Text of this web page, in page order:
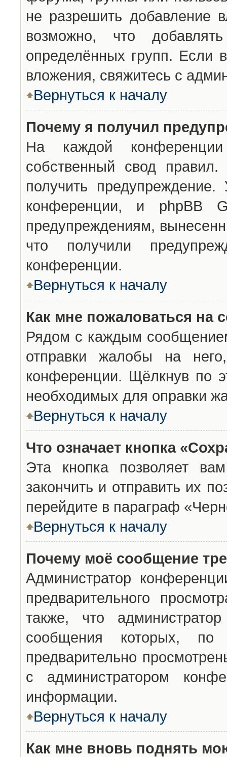
не разрешить добавление
возможно, что
определённых групп. Если
вложения, свяжитесь с
Вернуться к началу
Почему я получил
На каждой конференции
собственный свод
получить
конференции, и phpBB
предупреждениям,
что получили
конференции.
Вернуться к началу
Как мне пожаловаться на
Рядом с каждым
отправки жалобы на
конференции. Щёлкнув по
необходимых для оправки
Вернуться к началу
Что означает кнопка
Эта кнопка позволяет
закончить и отправить их
перейдите в параграф
Вернуться к началу
Почему моё сообщение
Администратор
предварительного
также, что
сообщения которых,
предварительно
с администратором
информации.
Вернуться к началу
Как мне вновь поднять